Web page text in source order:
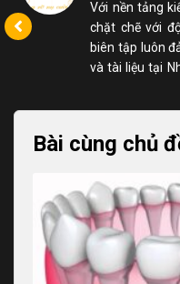
Với nền tảng
chặt chẽ với
biên tập luôn
và tài liệu tại
Bài cùng chủ